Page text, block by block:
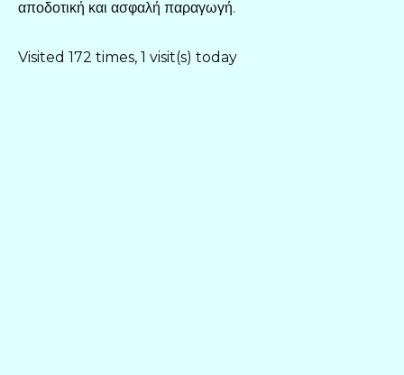
αποδοτική και ασφαλή παραγωγή.
Visited 172 times, 1 visit(s) today